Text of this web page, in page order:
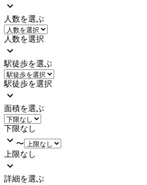
人数を選ぶ
人数を選択
駅徒歩を選ぶ
駅徒歩を選択
面積を選ぶ
下限なし
〜
上限なし
詳細を選ぶ